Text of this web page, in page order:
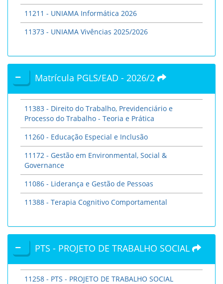
11211 - UNIAMA Informática 2026
11373 - UNIAMA Vivências 2025/2026
Matrícula PGLS/EAD - 2026/2
11383 - Direito do Trabalho, Previdenciário e
Processo do Trabalho - Teoria e Prática
11260 - Educação Especial e Inclusão
11172 - Gestão em Environmental, Social &
Governance
11086 - Liderança e Gestão de Pessoas
11388 - Terapia Cognitivo Comportamental
PTS - PROJETO DE TRABALHO SOCIAL
11258 - PTS - PROJETO DE TRABALHO SOCIAL